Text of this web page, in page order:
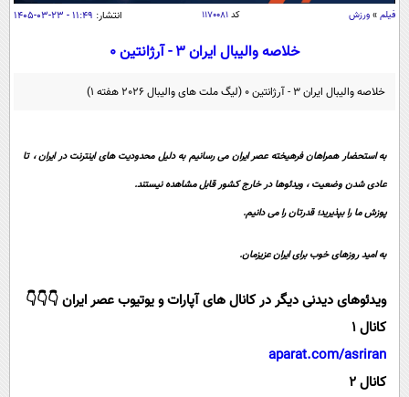
اقتصاد
جامعه
بین الملل
علم و دانش
باشگاه مغز
عصر ایران 2
فیلم » ورزش کد۱۱۷۰۰۸۱ انتشار: ۱۱:۴۹ - ۲۳-۰۳-۱۴۰۵
خلاصه والیبال ایران 3 - آرژانتین 0
خلاصه والیبال ایران 3 - آرژانتین 0 (لیگ ملت های والیبال 2026 هفته 1)
به استحضار همراهان فرهیخته عصر ایران می رسانیم به دلیل محدودیت های اینترنت در ایران ، تا
عادی شدن وضعیت ، ویدئوها در خارج کشور قابل مشاهده نیستند.
پوزش ما را بپذیرید؛ قدرتان را می دانیم.
به امید روزهای خوب برای ایران عزیزمان.
ویدئوهای دیدنی دیگر در کانال های آپارات و یوتیوب عصر ایران 👇👇👇
کانال 1
aparat.com/asriran
کانال 2